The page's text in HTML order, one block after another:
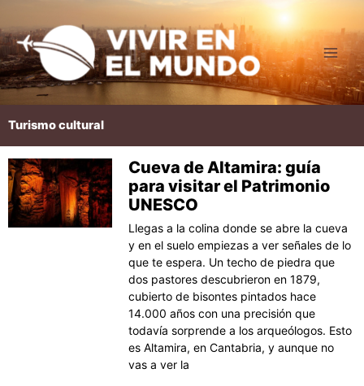
al
contenido
Turismo cultural
Cueva de Altamira: guía
para visitar el Patrimonio
UNESCO
Llegas a la colina donde se abre la cueva
y en el suelo empiezas a ver señales de lo
que te espera. Un techo de piedra que
dos pastores descubrieron en 1879,
cubierto de bisontes pintados hace
14.000 años con una precisión que
todavía sorprende a los arqueólogos. Esto
es Altamira, en Cantabria, y aunque no
vas a ver la
PáginaPáginaPáginaPáginaPágina